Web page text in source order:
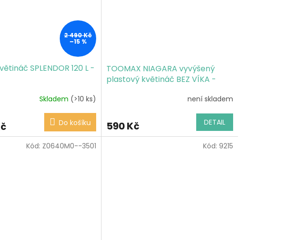
2 490 Kč
–15 %
SPLENDOR 120 L -
Skladem (>10 ks)
Do košíku
TOOMAX NIAGARA vyvýšený
plastový květináč BEZ VÍKA -
není skladem
590 Kč DETAIL
Kód: Z0640M0--3501 Kód: 9215